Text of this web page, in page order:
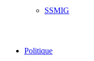
SSMIG
Politique